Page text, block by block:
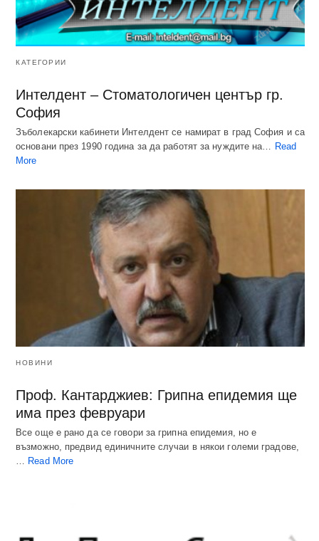
КАТЕГОРИИ
Интелдент – Стоматологичен център гр.
София
Зъболекарски кабинети Интелдент се намират в град София и са
основани през 1990 година за да работят за нуждите на… Read
More
НОВИНИ
Проф. Кантарджиев: Грипна епидемия ще
има през февруари
Все още е рано да се говори за грипна епидемия, но е
възможно, предвид единичните случаи в някои големи градове,
Read More